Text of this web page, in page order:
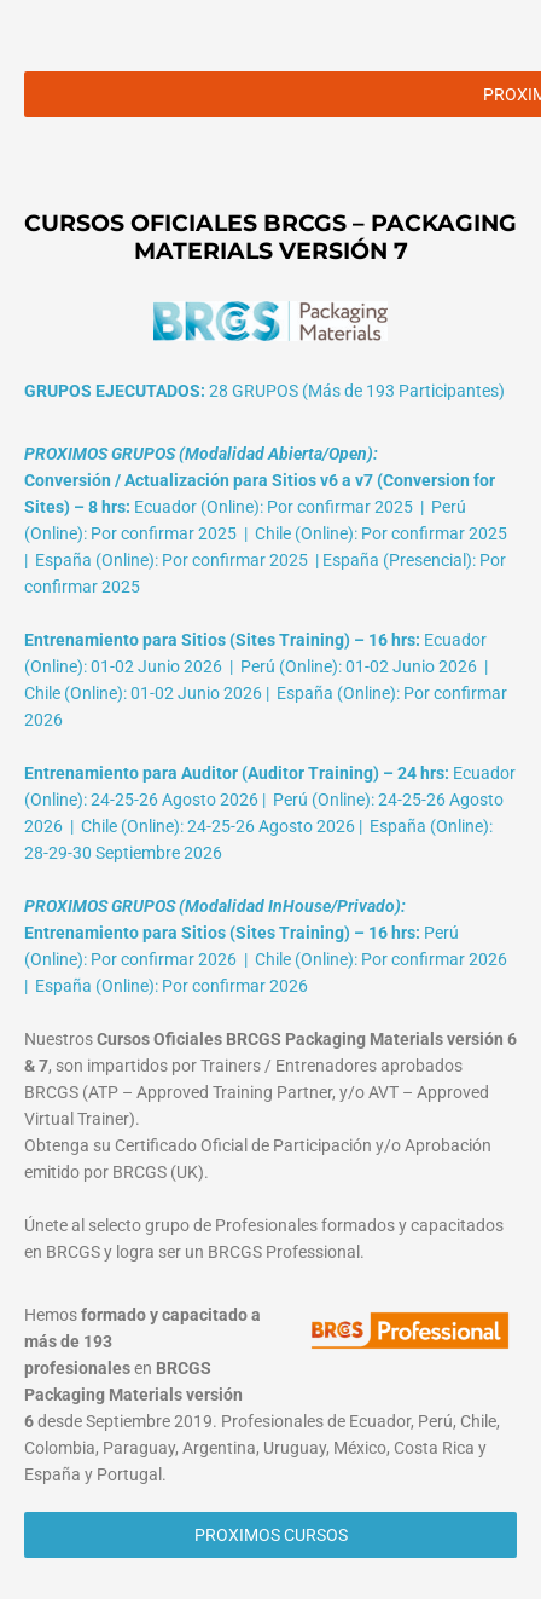
CURSOS OFICIALES BRCGS – PACKAGING
MATERIALS VERSIÓN 7
GRUPOS EJECUTADOS: 28 GRUPOS (Más de 193 Participantes)
PROXIMOS GRUPOS (Modalidad Abierta/Open):
Conversión / Actualización para Sitios v6 a v7 (Conversion for
Sites) – 8 hrs: Ecuador (Online): Por confirmar 2025 | Perú
(Online): Por confirmar 2025 | Chile (Online): Por confirmar 2025
| España (Online): Por confirmar 2025 | España (Presencial): Por
confirmar 2025
Entrenamiento para Sitios (Sites Training) – 16 hrs: Ecuador
(Online): 01-02 Junio 2026 | Perú (Online): 01-02 Junio 2026 |
Chile (Online): 01-02 Junio 2026 | España (Online): Por confirmar
2026
Entrenamiento para Auditor (Auditor Training) – 24 hrs: Ecuador
(Online): 24-25-26 Agosto 2026 | Perú (Online): 24-25-26 Agosto
2026 | Chile (Online): 24-25-26 Agosto 2026 | España (Online):
28-29-30 Septiembre 2026
PROXIMOS GRUPOS (Modalidad InHouse/Privado):
Entrenamiento para Sitios (Sites Training) – 16 hrs: Perú
(Online): Por confirmar 2026 | Chile (Online): Por confirmar 2026
| España (Online): Por confirmar 2026
NuestrosCursos Oficiales BRCGS Packaging Materials versión 6
& 7, son impartidos por Trainers / Entrenadores aprobados
BRCGS (ATP – Approved Training Partner, y/o AVT – Approved
Virtual Trainer).
Obtenga su Certificado Oficial de Participación y/o Aprobación
emitido por BRCGS (UK).
Únete al selecto grupo de Profesionales formados y capacitados
en BRCGS y logra ser un BRCGS Professional.
Hemosformado y capacitado a
más de 193
profesionalesen BRCGS
Packaging Materialsversión
6desde Septiembre 2019. Profesionales de Ecuador, Perú, Chile,
Colombia, Paraguay, Argentina, Uruguay, México, Costa Rica y
España y Portugal.
PROXIMOS CURSOS